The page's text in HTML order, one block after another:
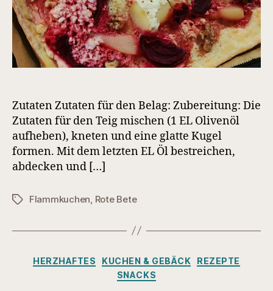
Zutaten Zutaten für den Belag: Zubereitung: Die
Zutaten für den Teig mischen (1 EL Olivenöl
aufheben), kneten und eine glatte Kugel
formen. Mit dem letzten EL Öl bestreichen,
abdecken und […]
Schlagwörter
Flammkuchen, Rote Bete
Kategorien
HERZHAFTES KUCHEN & GEBÄCK
REZEPTE
SNACKS